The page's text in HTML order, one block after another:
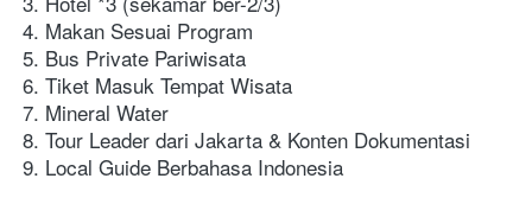
4. Makan Sesuai Program
5. Bus Private Pariwisata
6. Tiket Masuk Tempat Wisata
7. Mineral Water
8. Tour Leader dari Jakarta & Konten Dokumentasi
9. Local Guide Berbahasa Indonesia